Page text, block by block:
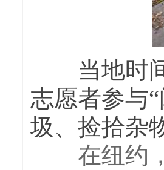
当地时间
志愿者参与
圾、捡拾杂
在纽约，